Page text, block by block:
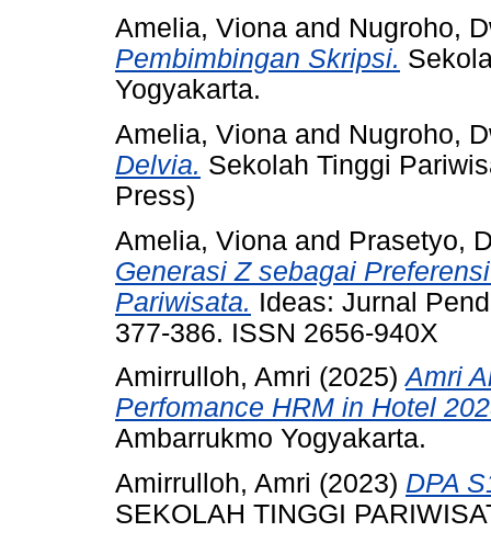
Amelia, Viona and Nugroho,
Pembimbingan Skripsi.
Yogyakarta.
Amelia, Viona and Nugroho,
Delvia. Sekolah Tinggi
Press)
Amelia, Viona and Prasetyo,
Generasi Z sebagai
Pariwisata. Ideas: Jurnal
377-386. ISSN 2656-940X
Amirrulloh, Amri (2025)Amri
Perfomance HRM in Hotel
Ambarrukmo Yogyakarta.
Amirrulloh, Amri (2023) DPA
SEKOLAH TINGGI